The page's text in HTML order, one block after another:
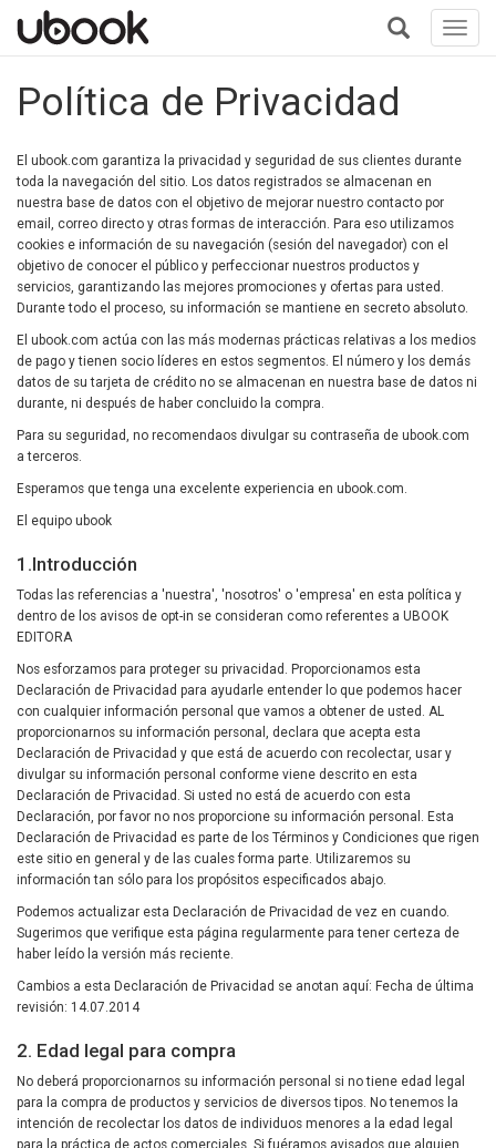
Política de Privacidad
El ubook.com garantiza la privacidad y seguridad de sus clientes durante
toda la navegación del sitio. Los datos registrados se almacenan en
nuestra base de datos con el objetivo de mejorar nuestro contacto por
email, correo directo y otras formas de interacción. Para eso utilizamos
cookies e información de su navegación (sesión del navegador) con el
objetivo de conocer el público y perfeccionar nuestros productos y
servicios, garantizando las mejores promociones y ofertas para usted.
Durante todo el proceso, su información se mantiene en secreto absoluto.
El ubook.com actúa con las más modernas prácticas relativas a los medios
de pago y tienen socio líderes en estos segmentos. El número y los demás
datos de su tarjeta de crédito no se almacenan en nuestra base de datos ni
durante, ni después de haber concluido la compra.
Para su seguridad, no recomendaos divulgar su contraseña de ubook.com
a terceros.
Esperamos que tenga una excelente experiencia en ubook.com.
El equipo ubook
1.Introducción
Todas las referencias a 'nuestra', 'nosotros' o 'empresa' en esta política y
dentro de los avisos de opt-in se consideran como referentes a UBOOK
EDITORA
Nos esforzamos para proteger su privacidad. Proporcionamos esta
Declaración de Privacidad para ayudarle entender lo que podemos hacer
con cualquier información personal que vamos a obtener de usted. AL
proporcionarnos su información personal, declara que acepta esta
Declaración de Privacidad y que está de acuerdo con recolectar, usar y
divulgar su información personal conforme viene descrito en esta
Declaración de Privacidad. Si usted no está de acuerdo con esta
Declaración, por favor no nos proporcione su información personal. Esta
Declaración de Privacidad es parte de los Términos y Condiciones que rigen
este sitio en general y de las cuales forma parte. Utilizaremos su
información tan sólo para los propósitos especificados abajo.
Podemos actualizar esta Declaración de Privacidad de vez en cuando.
Sugerimos que verifique esta página regularmente para tener certeza de
haber leído la versión más reciente.
Cambios a esta Declaración de Privacidad se anotan aquí: Fecha de última
revisión: 14.07.2014
2. Edad legal para compra
No deberá proporcionarnos su información personal si no tiene edad legal
para la compra de productos y servicios de diversos tipos. No tenemos la
intención de recolectar los datos de individuos menores a la edad legal
para la práctica de actos comerciales. Si fuéramos avisados que alguien